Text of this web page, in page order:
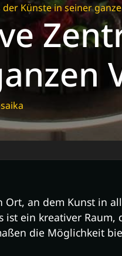
Künste in seiner
Ort, an dem Kunst in
ist ein kreativer Raum,
die Möglichkeit